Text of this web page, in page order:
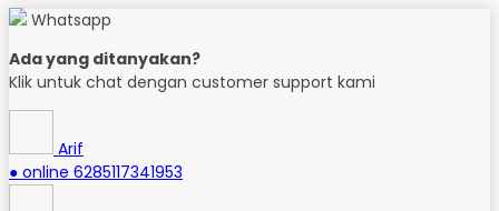
Whatsapp
Ada yang ditanyakan?
Klik untuk chat dengan customer support kami
Arif
● online 6285117341953